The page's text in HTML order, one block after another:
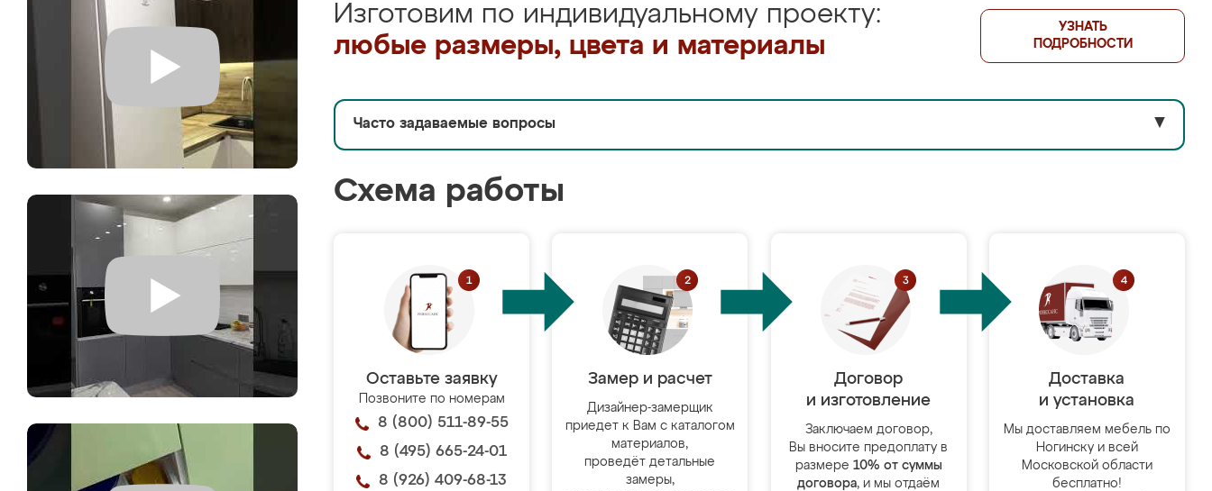
Изготовим по индивидуальному проекту:
любые размеры, цвета и материалы
УЗНАТЬ
ПОДРОБНОСТИ
Часто задаваемые вопросы ▼
Схема работы
Оставьте заявку
Позвоните по номерам
8 (800) 511-89-55
8 (495) 665-24-01
8 (926) 409-68-13
Замер и расчет
Дизайнер-замерщик
приедет к Вам с каталогом
материалов,
проведёт детальные
замеры,
Договор
и изготовление
Заключаем договор,
Вы вносите предоплату в
размере 10% от суммы
договора, и мы отдаём
Доставка
и установка
Мы доставляем мебель по
Ногинску и всей
Московской области
бесплатно!